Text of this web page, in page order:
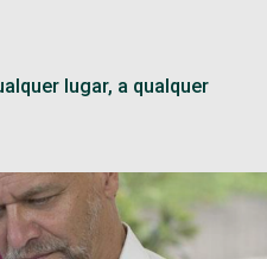
lugar, a qualquer